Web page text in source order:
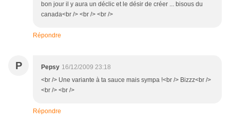
bon jour il y aura un déclic et le désir de créer ... bisous du
canada<br /> <br /> <br />
Répondre
P Pepsy 16/12/2009 23:18
<br /> Une variante à ta sauce mais sympa !<br /> Bizzz<br />
<br /> <br />
Répondre